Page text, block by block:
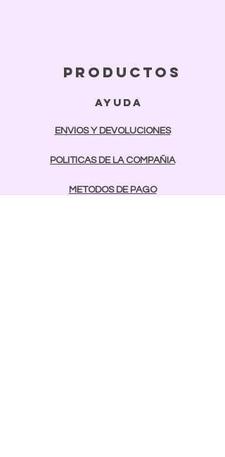
productos
ayuda
ENVIOS Y DEVOLUCIONES
POLITICAS DE LA COMPAÑIA
METODOS DE PAGO